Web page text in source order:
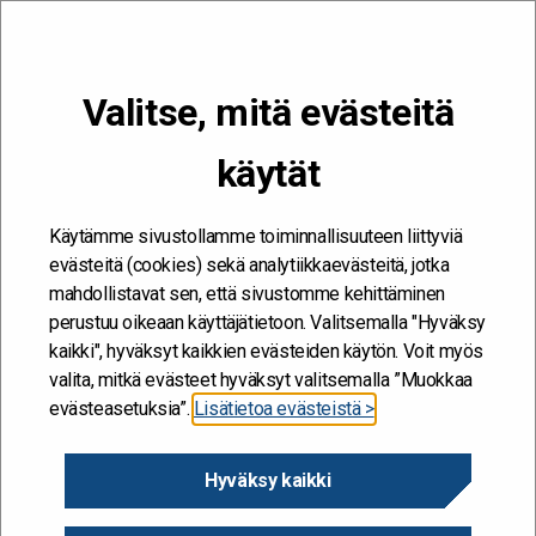
Valitse, mitä evästeitä
käytät
Käytämme sivustollamme toiminnallisuuteen liittyviä
evästeitä (cookies) sekä analytiikkaevästeitä, jotka
mahdollistavat sen, että sivustomme kehittäminen
perustuu oikeaan käyttäjätietoon. Valitsemalla "Hyväksy
kaikki", hyväksyt kaikkien evästeiden käytön. Voit myös
valita, mitkä evästeet hyväksyt valitsemalla ”Muokkaa
evästeasetuksia”. Lisätietoa evästeistä >
Hyväksy kaikki
Kehitän ja kehityn #töissäSuomelle
Kaiku-yhteistyöryhmä suunnitteli tulevaa